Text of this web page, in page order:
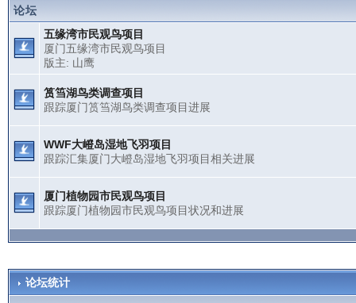
论坛
五缘湾市民观鸟项目
厦门五缘湾市民观鸟项目
版主: 山鹰
筼筜湖鸟类调查项目
跟踪厦门筼筜湖鸟类调查项目进展
WWF大嶝岛湿地飞羽项目
跟踪汇集厦门大嶝岛湿地飞羽项目相关进展
厦门植物园市民观鸟项目
跟踪厦门植物园市民观鸟项目状况和进展
论坛统计